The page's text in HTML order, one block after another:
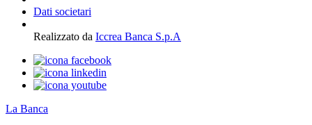
Dati societari
Realizzato da Iccrea Banca S.p.A
La Banca